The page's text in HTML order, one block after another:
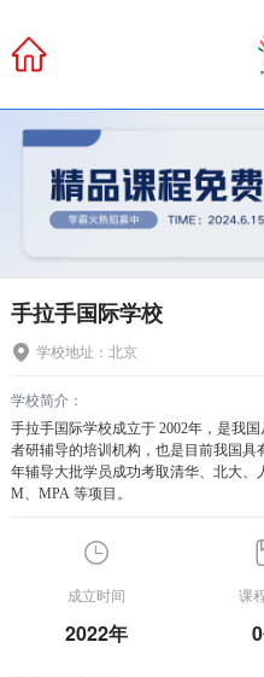
手拉手国际学校
学校地址：北京
学校简介：
手拉手国际学校成立于 2002年，是我
者研辅导的培训机构，也是目前我国
年辅导大批学员成功考取清华、北大
M、MPA 等项目。
成立时间
2022年
课